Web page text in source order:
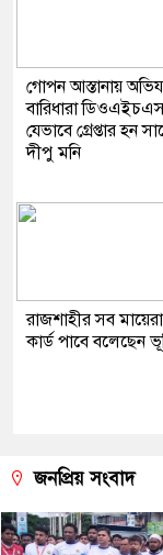
গোপন আস্তানায়
বারিধারা
যেভাবে গ্রেপ্তার হন
দীপু মনি
রাজশাহীর সব
কার্ড পাবে বলেছেন
জনপ্রিয় সংবাদ